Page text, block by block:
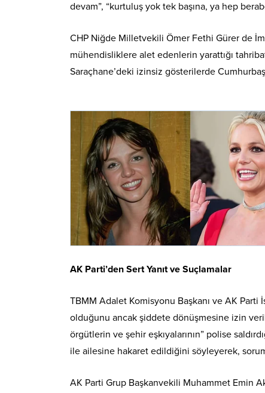
devam”, “kurtuluş yok tek başına, ya hep
CHP Niğde Milletvekili Ömer Fethi Gürer de
mühendisliklere alet edenlerin yarattığı
Saraçhane’deki izinsiz gösterilerde
AK Parti’den Sert Yanıt ve Suçlamalar
TBMM Adalet Komisyonu Başkanı ve AK
olduğunu ancak şiddete dönüşmesine izin
örgütlerin ve şehir eşkıyalarının” polise
ile ailesine hakaret edildiğini söyleyerek,
AK Parti Grup Başkanvekili Muhammet Emin